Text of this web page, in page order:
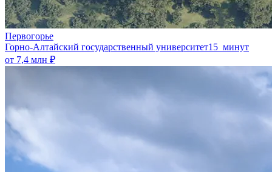
Первогорье
Горно-Алтайский государственный университет15 минут
от 7,4 млн ₽